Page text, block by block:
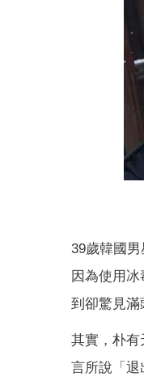
39歲韓國男
因為使用
到卻驚見滿
其實，朴有
言所說「退